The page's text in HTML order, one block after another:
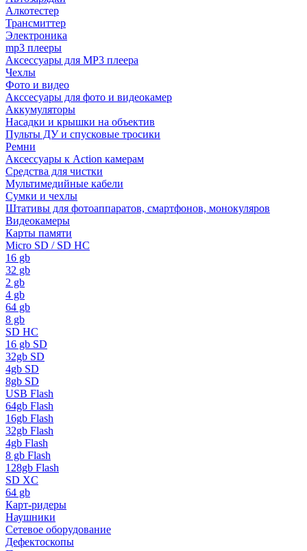
Алкотестер
Трансмиттер
Электроника
mp3 плееры
Аксессуары для MP3 плеера
Чехлы
Фото и видео
Акссесуары для фото и видеокамер
Аккумуляторы
Насадки и крышки на объектив
Пульты ДУ и спусковые тросики
Ремни
Аксессуары к Action камерам
Средства для чистки
Мультимедийные кабели
Сумки и чехлы
Штативы для фотоаппаратов, смартфонов, монокуляров
Видеокамеры
Карты памяти
Micro SD / SD HC
16 gb
32 gb
2 gb
4 gb
64 gb
8 gb
SD HC
16 gb SD
32gb SD
4gb SD
8gb SD
USB Flash
64gb Flash
16gb Flash
32gb Flash
4gb Flash
8 gb Flash
128gb Flash
SD XC
64 gb
Карт-ридеры
Наушники
Сетевое оборудование
Дефектоскопы